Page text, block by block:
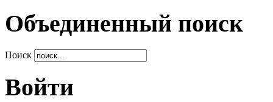
Объединенный поиск
Поиск
Войти